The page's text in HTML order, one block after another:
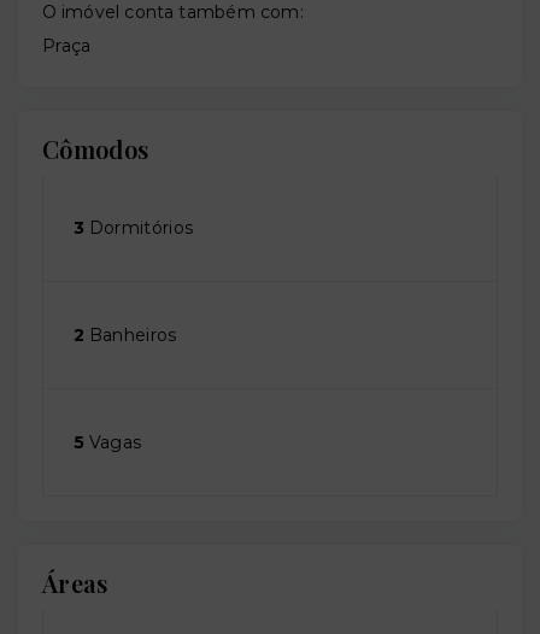
O imóvel conta também com:
Praça
Cômodos
3 Dormitórios
2 Banheiros
5 Vagas
Áreas